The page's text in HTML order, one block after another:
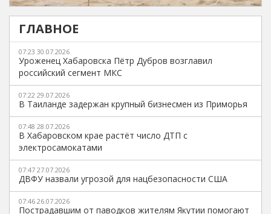
ГЛАВНОЕ
07:23 30.07.2026
Уроженец Хабаровска Пётр Дубров возглавил
российский сегмент МКС
07:22 29.07.2026
В Таиланде задержан крупный бизнесмен из Приморья
07:48 28.07.2026
В Хабаровском крае растёт число ДТП с
электросамокатами
07:47 27.07.2026
ДВФУ назвали угрозой для нацбезопасности США
07:46 26.07.2026
Пострадавшим от паводков жителям Якутии помогают